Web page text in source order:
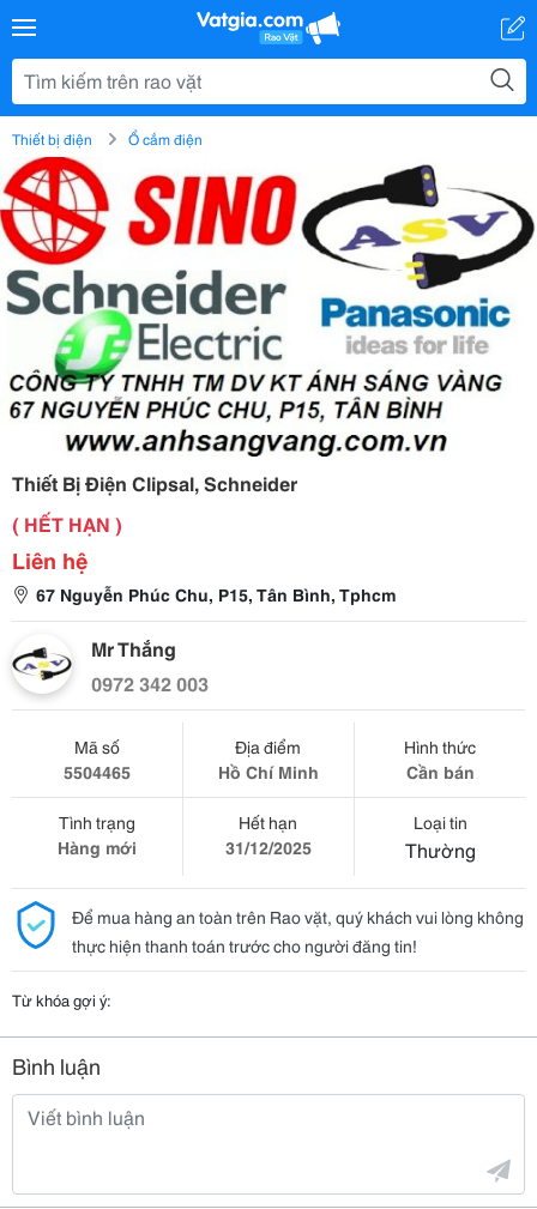
Thiết bị điện Ổ cắm điện
Thiết Bị Điện Clipsal, Schneider
( HẾT HẠN )
Liên hệ
67 Nguyễn Phúc Chu, P15, Tân Bình, Tphcm
Mr Thắng
0972 342 003
Mã số
5504465
Địa điểm
Hồ Chí Minh
Hình thức
Cần bán
Tình trạng
Hàng mới
Hết hạn
31/12/2025
Loại tin
Thường
Để mua hàng an toàn trên Rao vặt, quý khách vui lòng không
thực hiện thanh toán trước cho người đăng tin!
Từ khóa gợi ý:
Bình luận